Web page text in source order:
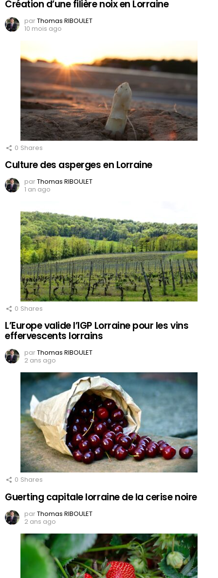
Création d’une filière noix en Lorraine
parThomas RIBOULET
10 mois ago
0 Shares
Culture des asperges en Lorraine
parThomas RIBOULET
1 an ago
0 Shares
L’Europe valide l’IGP Lorraine pour les vins
effervescents lorrains
parThomas RIBOULET
2 ans ago
0 Shares
Guerting capitale lorraine de la cerise noire
parThomas RIBOULET
2 ans ago